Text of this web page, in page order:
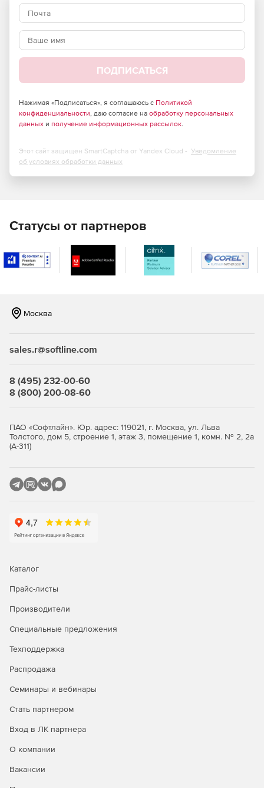
ПОДПИСАТЬСЯ
Нажимая «Подписаться», я соглашаюсь с Политикой
конфиденциальности, даю согласие на обработку персональных
данных и получение информационных рассылок.
Этот сайт защищен SmartCaptcha от Yandex Cloud - Уведомление
об условиях обработки данных
Статусы от партнеров
Москва
sales.r@softline.com
8 (495) 232-00-60
8 (800) 200-08-60
ПАО «Софтлайн». Юр. адрес: 119021, г. Москва, ул. Льва
Толстого, дом 5, строение 1, этаж 3, помещение 1, комн. № 2, 2а
(А-311)
Каталог
Прайс-листы
Производители
Специальные предложения
Техподдержка
Распродажа
Семинары и вебинары
Стать партнером
Вход в ЛК партнера
О компании
Вакансии